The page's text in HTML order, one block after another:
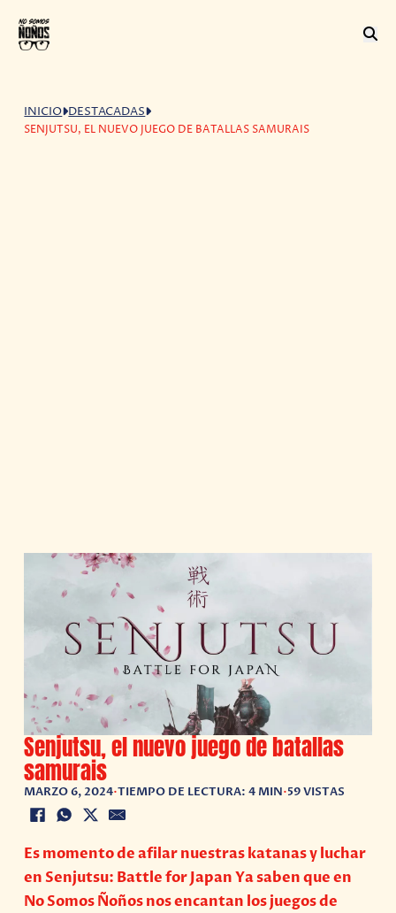
INICIO DESTACADAS
SENJUTSU, EL NUEVO JUEGO DE BATALLAS SAMURAIS
Senjutsu, el nuevo juego de batallas
samurais
MARZO 6, 2024•TIEMPO DE LECTURA: 4 MIN•59 VISTAS
Es momento de afilar nuestras katanas y luchar
en Senjutsu: Battle for Japan Ya saben que en
No Somos Ñoños nos encantan los juegos de